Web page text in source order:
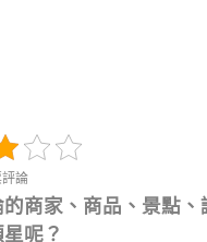
論
商家、商品、景點、
呢？